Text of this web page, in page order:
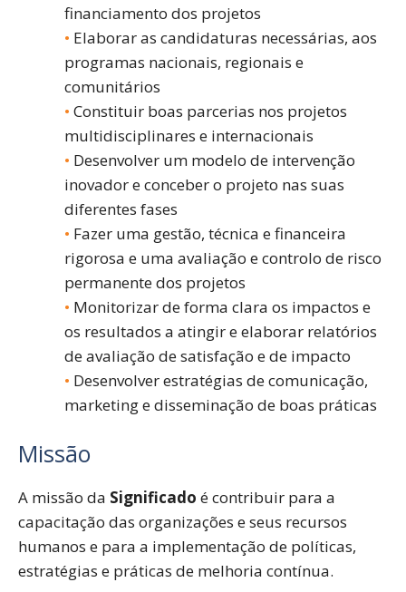
financiamento dos projetos
Elaborar as candidaturas necessárias, aos
programas nacionais, regionais e
comunitários
Constituir boas parcerias nos projetos
multidisciplinares e internacionais
Desenvolver um modelo de intervenção
inovador e conceber o projeto nas suas
diferentes fases
Fazer uma gestão, técnica e financeira
rigorosa e uma avaliação e controlo de risco
permanente dos projetos
Monitorizar de forma clara os impactos e
os resultados a atingir e elaborar relatórios
de avaliação de satisfação e de impacto
Desenvolver estratégias de comunicação,
marketing e disseminação de boas práticas
Missão
A missão da Significado é contribuir para a
capacitação das organizações e seus recursos
humanos e para a implementação de políticas,
estratégias e práticas de melhoria contínua.